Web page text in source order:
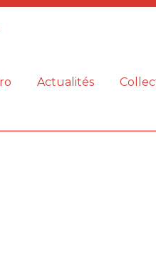
Actualités